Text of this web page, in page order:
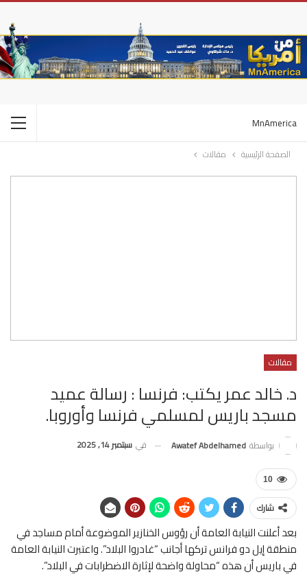
MnAmerica
الصفحة الرئيسية مقالات
مقالات
د. خالد عمر يكتب: فرنسا : رسالة عميد
مسجد باريس لمسلمي فرنسا وأوروبا.
بواسطة Awatef Abdelhamed في سبتمبر 14, 2025
10
شارك
بعد أعلنت النيابة العامة أن رؤوس الخنازير الموضوعة أمام مساجد في
منطقة إيل دو فرانس تركها أجانب “غادروا البلاد”. واعتبرت النيابة العامة
في باريس أن هذه “محاولة واضحة لإثارة الاضطرابات في البلاد”.